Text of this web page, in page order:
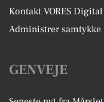
Kontakt VORES Digital
Administrer samtykke
GENVEJE